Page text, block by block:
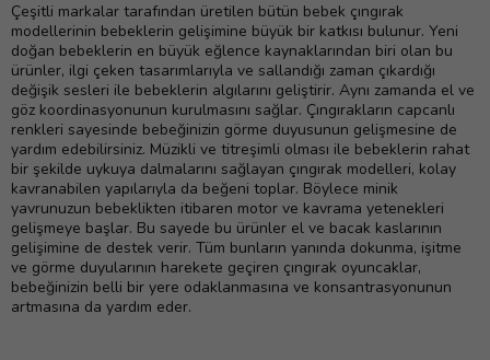
Çeşitli markalar tarafından üretilen bütün bebek çıngırak
modellerinin bebeklerin gelişimine büyük bir katkısı bulunur. Yeni
doğan bebeklerin en büyük eğlence kaynaklarından biri olan bu
ürünler, ilgi çeken tasarımlarıyla ve sallandığı zaman çıkardığı
değişik sesleri ile bebeklerin algılarını geliştirir. Aynı zamanda el ve
göz koordinasyonunun kurulmasını sağlar. Çıngırakların capcanlı
renkleri sayesinde bebeğinizin görme duyusunun gelişmesine de
yardım edebilirsiniz. Müzikli ve titreşimli olması ile bebeklerin rahat
bir şekilde uykuya dalmalarını sağlayan çıngırak modelleri, kolay
kavranabilen yapılarıyla da beğeni toplar. Böylece minik
yavrunuzun bebeklikten itibaren motor ve kavrama yetenekleri
gelişmeye başlar. Bu sayede bu ürünler el ve bacak kaslarının
gelişimine de destek verir. Tüm bunların yanında dokunma, işitme
ve görme duyularının harekete geçiren çıngırak oyuncaklar,
bebeğinizin belli bir yere odaklanmasına ve konsantrasyonunun
artmasına da yardım eder.